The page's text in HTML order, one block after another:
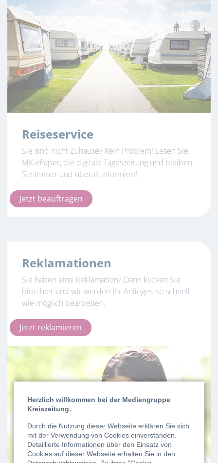
Reiseservice
Sie sind nicht Zuhause? Kein Problem! Lesen Sie
MK ePaper, die digitale Tageszeitung und bleiben
Sie immer und überall informiert!
Jetzt beauftragen
Reklamationen
Sie haben eine Reklamation? Dann klicken Sie
bitte hier und wir werden Ihr Anliegen so schnell
wie möglich bearbeiten.
Jetzt reklamieren
Herzlich willkommen bei der Mediengruppe
Kreiszeitung.
Durch die Nutzung dieser Webseite erklären Sie sich
mit der Verwendung von Cookies einverstanden.
Detaillierte Informationen über den Einsatz von
Cookies auf dieser Webseite erhalten Sie in den